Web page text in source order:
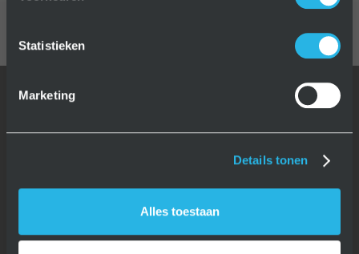
Statistieken
Marketing
Details tonen
Alles toestaan
Multi Batch Automatisering
Eerst meerdere producten afstellen en na werktijd onbemand
Autonomie = productietijd van alle ingestelde series samen